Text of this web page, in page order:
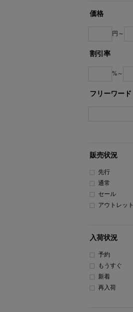
系
系
ル
価格
円～
割引率
%～
フリーワード
販売状況
先行
通常
セール
アウトレット
入荷状況
予約
もうすぐ
新着
再入荷